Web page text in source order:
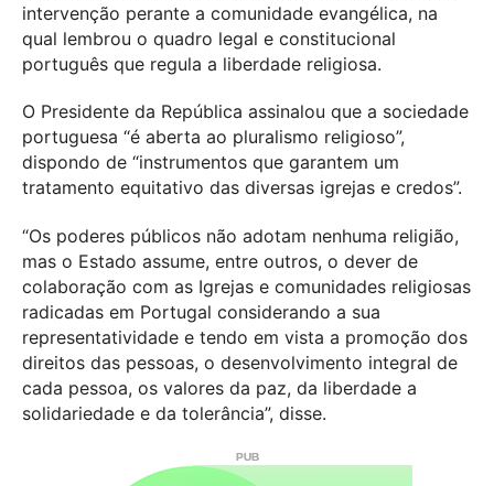
intervenção perante a comunidade evangélica, na
qual lembrou o quadro legal e constitucional
português que regula a liberdade religiosa.
O Presidente da República assinalou que a sociedade
portuguesa “é aberta ao pluralismo religioso”,
dispondo de “instrumentos que garantem um
tratamento equitativo das diversas igrejas e credos”.
“Os poderes públicos não adotam nenhuma religião,
mas o Estado assume, entre outros, o dever de
colaboração com as Igrejas e comunidades religiosas
radicadas em Portugal considerando a sua
representatividade e tendo em vista a promoção dos
direitos das pessoas, o desenvolvimento integral de
cada pessoa, os valores da paz, da liberdade a
solidariedade e da tolerância”, disse.